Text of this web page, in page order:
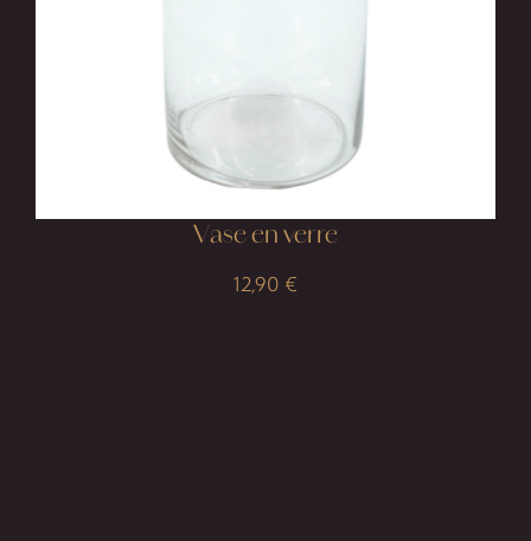
Vase en verre
12,90 €